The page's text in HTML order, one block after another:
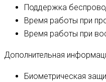
Поддержка
Время работы при
Время работы при
Дополнительная
Биометрическая